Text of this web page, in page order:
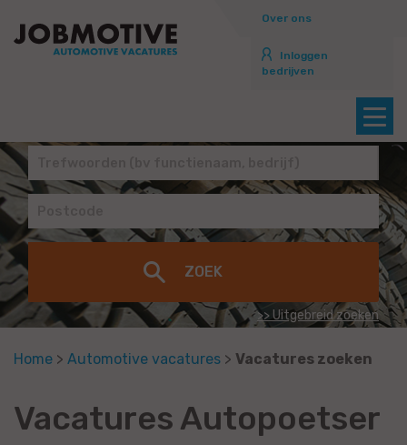
Over ons
Inloggen
bedrijven
>> Uitgebreid zoeken
Home > Automotive vacatures > Vacatures zoeken
Vacatures Autopoetser